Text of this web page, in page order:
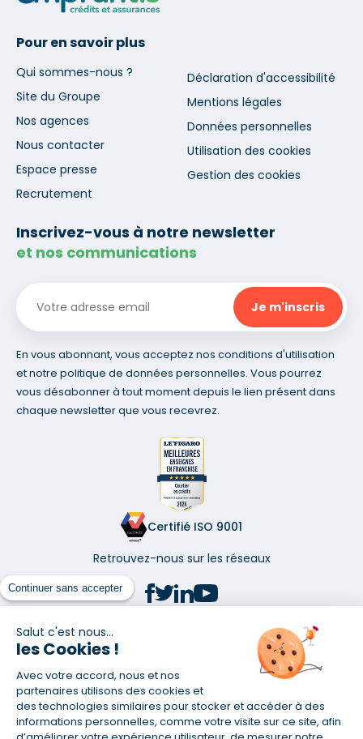
Continuer sans accepter
Salut c'est nous...
les Cookies !
Avec votre accord, nous et nos
partenaires utilisons des cookies et
des technologies similaires pour stocker et accéder à des
informations personnelles, comme votre visite sur ce site, afin
Pour en savoir plus
Qui sommes-nous ?
Site du Groupe
Nos agences
Nous contacter
Espace presse
Recrutement
Déclaration d'accessibilité
Mentions légales
Données personnelles
Utilisation des cookies
Gestion des cookies
Inscrivez-vous à notre newsletter
et nos communications
En vous abonnant, vous acceptez nos conditions d'utilisation
et notre politique de données personnelles. Vous pourrez
vous désabonner à tout moment depuis le lien présent dans
chaque newsletter que vous recevrez.
Certifié ISO 9001
Retrouvez-nous sur les réseaux
(1) Taux fixe national hors assurance et selon votre profil
(2) Économie de 65 % pour l'assurance d'un prêt amortissable de 330
457,23 € à 0,90 % sur 19,5 ans, accordé à un salarié non cadre assuré à
100 % (décès, PTIA, IPP, ITT, IPP) âgé de 36 ans fumeur et une personne
salariée non cadre assurée à 100 % (décès, PTIA, IPP, ITT, IPP) âgée de 35
ans et non-fumeur, tous deux sans risque médical connu. Au